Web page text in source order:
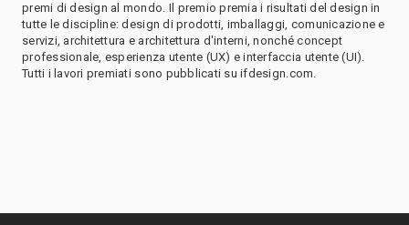
premi di design al mondo. Il premio premia i risultati del design in
tutte le discipline: design di prodotti, imballaggi, comunicazione e
servizi, architettura e architettura d'interni, nonché concept
professionale, esperienza utente (UX) e interfaccia utente (UI).
Tutti i lavori premiati sono pubblicati su ifdesign.com.